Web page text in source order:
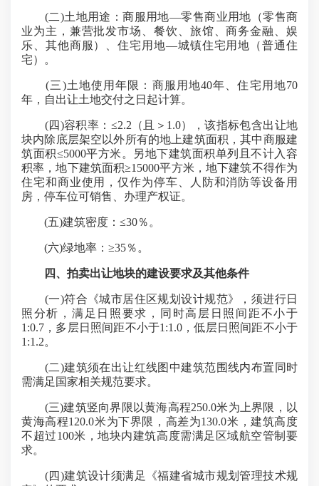
(二)土地用途：商服用地—零售商业用地（零售商
业为主，兼营批发市场、餐饮、旅馆、商务金融、娱
乐、其他商服）、住宅用地—城镇住宅用地（普通住
宅）。
(三)土地使用年限：商服用地40年、住宅用地70
年，自出让土地交付之日起计算。
(四)容积率：≤2.2（且＞1.0），该指标包含出让地
块内除底层架空以外所有的地上建筑面积，其中商服建
筑面积≤5000平方米。另地下建筑面积单列且不计入容
积率，地下建筑面积≥15000平方米，地下建筑不得作为
住宅和商业使用，仅作为停车、人防和消防等设备用
房，停车位可销售、办理产权证。
(五)建筑密度：≤30％。
(六)绿地率：≥35％。
四、拍卖出让地块的建设要求及其他条件
(一)符合《城市居住区规划设计规范》，须进行日
照分析，满足日照要求，同时高层日照间距不小于
1:0.7，多层日照间距不小于1:1.0，低层日照间距不小于
1:1.2。
(二)建筑须在出让红线图中建筑范围线内布置同时
需满足国家相关规范要求。
(三)建筑竖向界限以黄海高程250.0米为上界限，以
黄海高程120.0米为下界限，高差为130.0米，建筑高度
不超过100米，地块内建筑高度需满足区域航空管制要
求。
(四)建筑设计须满足《福建省城市规划管理技术规